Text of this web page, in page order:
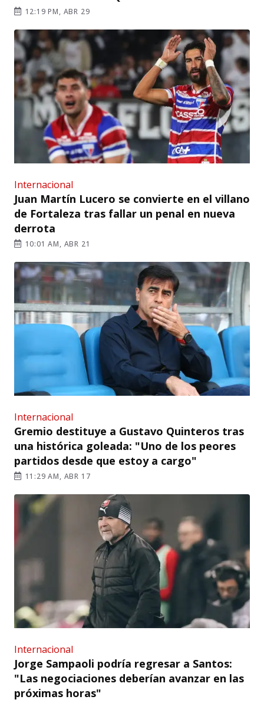
12:19 PM, ABR 29
Internacional
Juan Martín Lucero se convierte en el villano
de Fortaleza tras fallar un penal en nueva
derrota
10:01 AM, ABR 21
Internacional
Gremio destituye a Gustavo Quinteros tras
una histórica goleada: "Uno de los peores
partidos desde que estoy a cargo"
11:29 AM, ABR 17
Internacional
Jorge Sampaoli podría regresar a Santos:
"Las negociaciones deberían avanzar en las
próximas horas"